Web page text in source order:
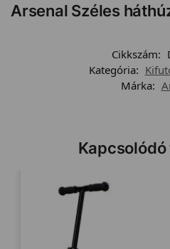
Arsenal Széles
Cikkszám:
Kategória:
Márka: